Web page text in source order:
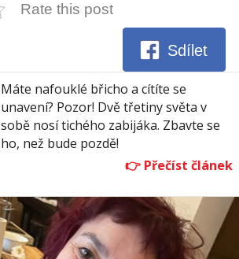
Rate this post
Sdílet
Máte nafouklé břicho a cítíte se
unavení? Pozor! Dvě třetiny světa v
sobě nosí tichého zabijáka. Zbavte se
ho, než bude pozdě!